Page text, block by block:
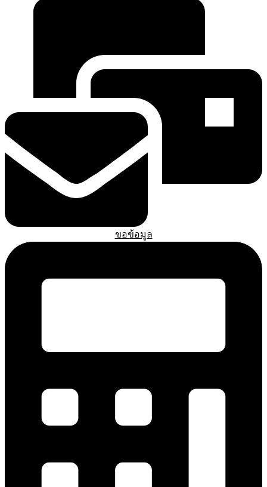
ขอข้อมูล